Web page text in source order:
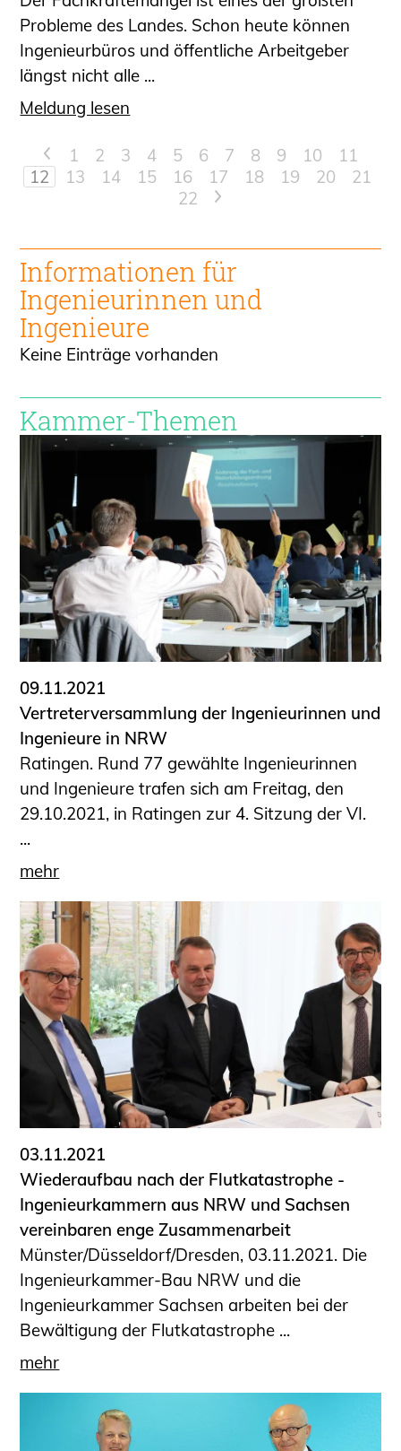
Probleme des Landes. Schon heute können
Ingenieurbüros und öffentliche Arbeitgeber
längst nicht alle ...
Meldung lesen
< 1 2 3 4 5 6 7 8 9 10
11
12
13 14 15 16 17 18 19 20
21
22
>
Informationen für
Ingenieurinnen und
Ingenieure
Keine Einträge vorhanden
Kammer-Themen
09.11.2021
Vertreterversammlung der Ingenieurinnen und
Ingenieure in NRW
Ratingen. Rund 77 gewählte Ingenieurinnen
und Ingenieure trafen sich am Freitag, den
29.10.2021, in Ratingen zur 4. Sitzung der VI.
...
mehr
03.11.2021
Wiederaufbau nach der Flutkatastrophe -
Ingenieurkammern aus NRW und Sachsen
vereinbaren enge Zusammenarbeit
Münster/Düsseldorf/Dresden, 03.11.2021. Die
Ingenieurkammer-Bau NRW und die
Ingenieurkammer Sachsen arbeiten bei der
Bewältigung der Flutkatastrophe ...
mehr